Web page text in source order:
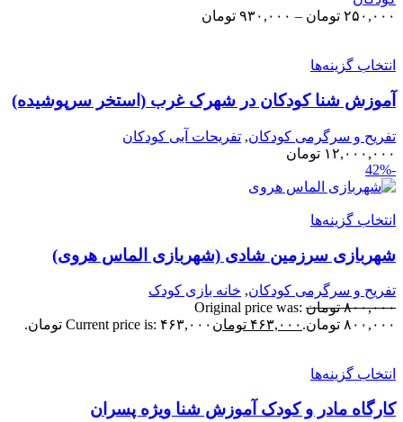
تومان– ۹۳۰,۰۰۰ تومان
گزینه‌ها
شنا کودکان در شهرک غرب (استخر سرپوشیده)
و سرگرمی کودکان,تفریحات آبی کودکان
تومان
گزینه‌ها
سرزمین شادی (شهربازی الماس هروی)
و سرگرمی کودکان,خانه بازی کودک
تومان Original price was:
تومان.
۴۶۳,۰۰۰ تومانCurrent price is: ۴۶۳,۰۰۰ تومان.
گزینه‌ها
مادر و کودک آموزش شنا ویژه پسران